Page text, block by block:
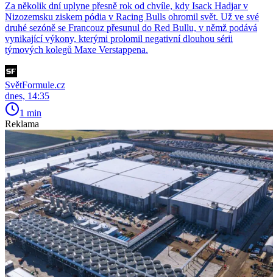
Za několik dní uplyne přesně rok od chvíle, kdy Isack Hadjar v
Nizozemsku ziskem pódia v Racing Bulls ohromil svět. Už ve své
druhé sezóně se Francouz přesunul do Red Bullu, v němž podává
vynikající výkony, kterými prolomil negativní dlouhou sérii
týmových kolegů Maxe Verstappena.
SvětFormule.cz
dnes, 14:35
1 min
Reklama